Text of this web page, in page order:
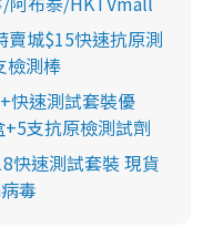
賣城$15快速抗原測
檢測棒
快速測試套裝優
支抗原檢測試劑
快速測試套裝 現貨
毒